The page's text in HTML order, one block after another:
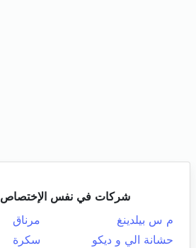
شركات في نفس الإختصاص
م س بيلدينغ
مرناق
حشانة الي و ديكو
سكرة